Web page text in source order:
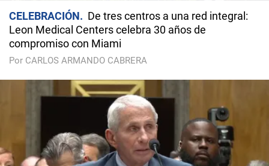
CELEBRACIÓN
De tres centros a una red integral:
Leon Medical Centers celebra 30 años de
compromiso con Miami
Por CARLOS ARMANDO CABRERA